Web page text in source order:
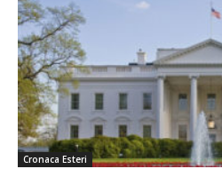
Cronaca Esteri